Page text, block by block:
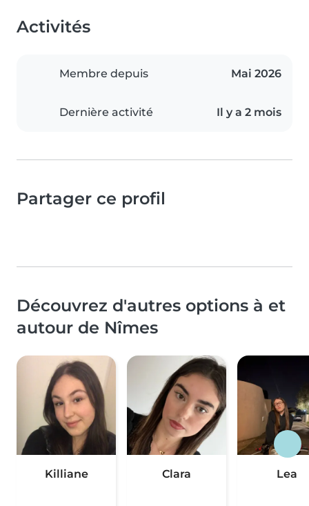
Activités
Membre depuis Mai 2026
Dernière activité Il y a 2 mois
Partager ce profil
Découvrez d'autres options à et
autour de Nîmes
Killiane Clara Lea